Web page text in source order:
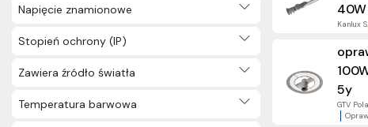
Napięcie znamionowe
Stopień ochrony (IP)
Zawiera źródło światła
Temperatura barwowa
Kanlux
5y
GTV